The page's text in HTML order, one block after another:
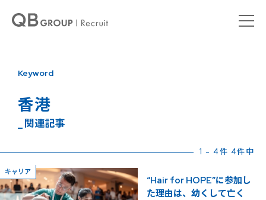
Keyword
香港
_ 関連記事
1 - 4件 4件中
キャリア
“Hair for HOPE”に参加し
た理由は、幼くして亡く